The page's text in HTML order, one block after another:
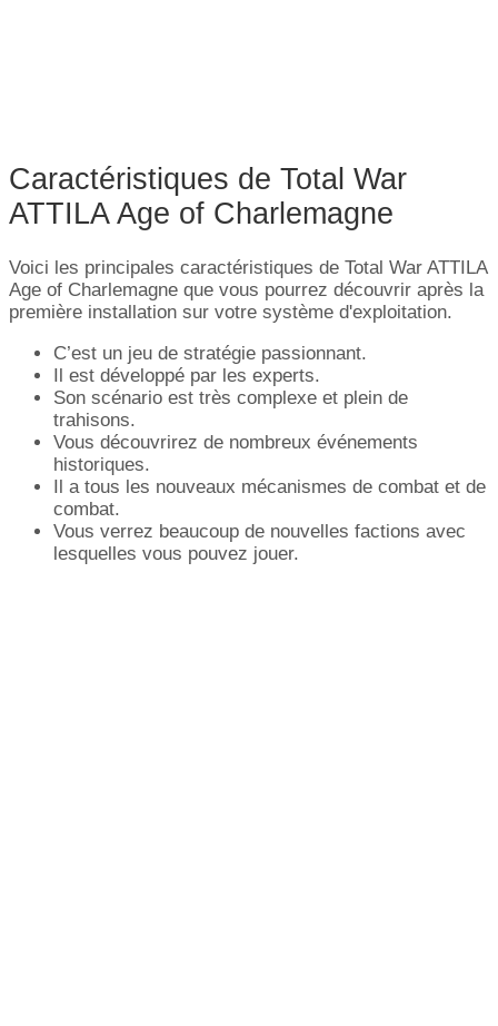
Caractéristiques de Total War
ATTILA Age of Charlemagne
Voici les principales caractéristiques de Total War ATTILA
Age of Charlemagne que vous pourrez découvrir après la
première installation sur votre système d'exploitation.
C’est un jeu de stratégie passionnant.
Il est développé par les experts.
Son scénario est très complexe et plein de
trahisons.
Vous découvrirez de nombreux événements
historiques.
Il a tous les nouveaux mécanismes de combat et de
combat.
Vous verrez beaucoup de nouvelles factions avec
lesquelles vous pouvez jouer.